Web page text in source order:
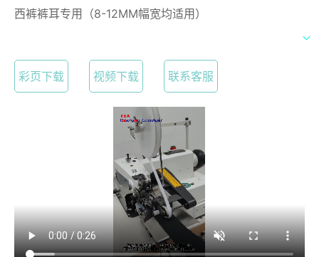
西裤裤耳专用（8-12MM幅宽均适用）
彩页下载 视频下载 联系客服